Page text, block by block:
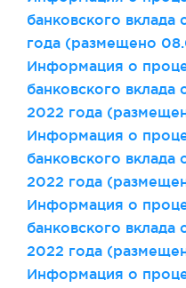
банковского
года (размещено
Информация о
банковского
2022 года
Информация о
банковского
2022 года
Информация о
банковского вклада
2022 года
Информация о